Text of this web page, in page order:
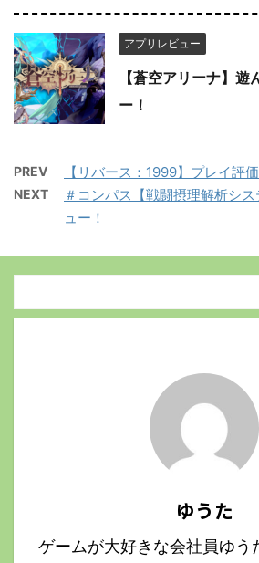
アプリレビュー
【蒼空アリーナ】
ー！
PREV 【リバース：1999】プレイ評
NEXT
＃コンパス【戦闘摂理解析シ
ュー！
ゆうた
ゲームが大好きな会社員ゆう